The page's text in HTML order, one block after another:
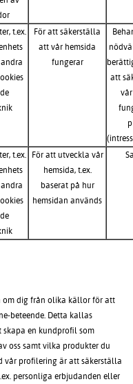
t.ex.
För att säkerställa
att vår hemsida
fungerar
att
t.ex.
För att utveckla vår
hemsida, t.ex.
baserat på hur
hemsidan används
om dig från olika källor för att
beteende. Detta kallas
en kundprofil som
oss samt vilka produkter du
vår profilering är att säkerställa
personliga erbjudanden eller